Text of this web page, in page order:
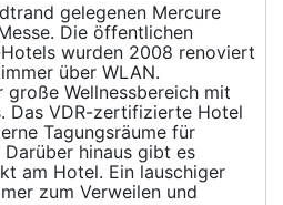
gelegenen Mercure
Die öffentlichen
wurden 2008 renoviert
über WLAN.
Wellnessbereich mit
Das VDR-zertifizierte Hotel
Tagungsräume für
Darüber hinaus gibt es
am Hotel. Ein lauschiger
zum Verweilen und